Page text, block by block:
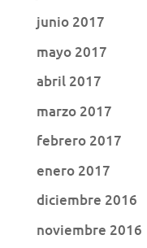
junio 2017
mayo 2017
abril 2017
marzo 2017
febrero 2017
enero 2017
diciembre 2016
noviembre 2016